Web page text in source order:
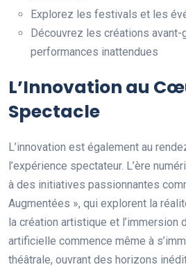
Explorez les festivals et les
Découvrez les créations
performances inattendues
L’Innovation au
Spectacle
L’innovation est également au
l’expérience spectateur. L’ère
à des initiatives passionnantes
Augmentées », qui explorent la
la création artistique et l’immersion
artificielle commence même à
théâtrale, ouvrant des horizons